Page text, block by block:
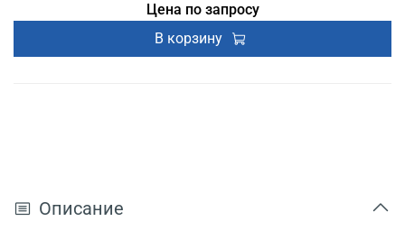
Цена по запросу
В корзину
Описание